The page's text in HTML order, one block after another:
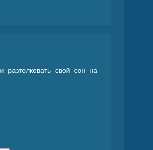
свой сон на